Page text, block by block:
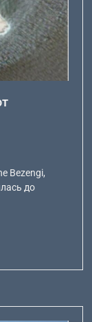
Bezengi,
до